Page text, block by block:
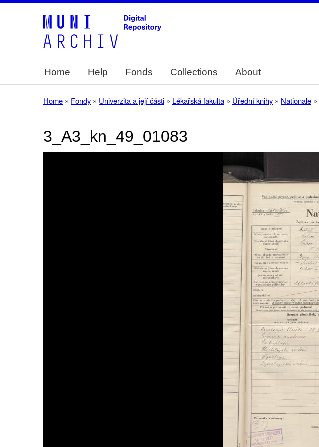
Main
navigation
Home Help Fonds Collections About
Home Fondy Univerzita a její části Lékařská fakulta Úřední knihy Nationale
3_A3_kn_49_01083